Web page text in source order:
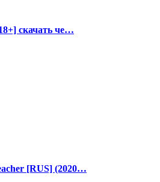
скачать че…
[RUS] (2020…